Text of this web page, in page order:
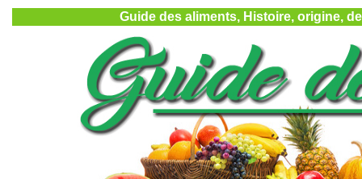
Guide des aliments, Histoire, origine,